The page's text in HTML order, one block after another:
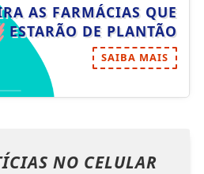
AS FARMÁCIAS QUE
ESTARÃO DE PLANTÃO
SAIBA MAIS
NO CELULAR